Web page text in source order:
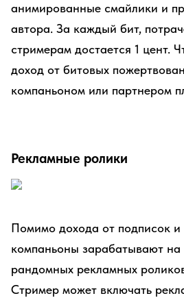
анимированные смайлики и
автора. За каждый бит,
стримерам достается 1 цент.
доход от битовых
компаньоном или партнером
Рекламные ролики
Помимо дохода от подписок и
компаньоны зарабатывают на
рандомных рекламных
Стример может включать